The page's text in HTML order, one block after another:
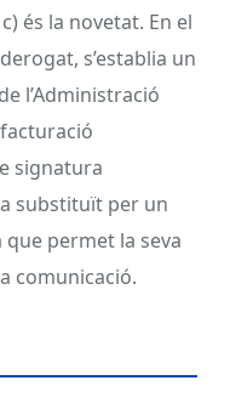
és la novetat. En el
s’establia un
l’Administració
signatura
substituït per un
permet la seva
comunicació.